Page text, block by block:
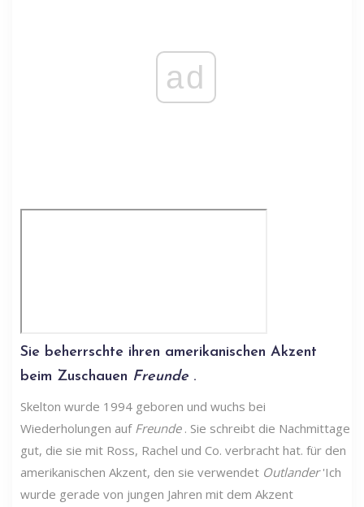
ad
Sie beherrschte ihren amerikanischen Akzent
beim Zuschauen Freunde .
Skelton wurde 1994 geboren und wuchs bei
Wiederholungen auf Freunde. Sie schreibt die Nachmittage
gut, die sie mit Ross, Rachel und Co. verbracht hat. für den
amerikanischen Akzent, den sie verwendet Outlander'Ich
wurde gerade von jungen Jahren mit dem Akzent